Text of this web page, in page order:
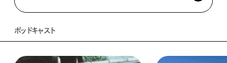
ポッドキャスト